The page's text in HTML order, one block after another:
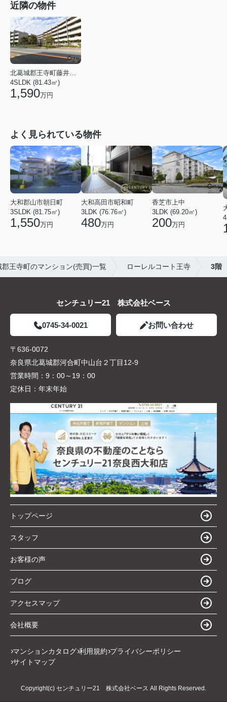
近隣の物件
北葛城郡王寺町藤井２丁目
4SLDK (81.43㎡)
1,590万円
よく見られている物件
大和郡山市朝日町
3SLDK (81.75㎡)
1,550万円
大和高田市昭和町
3LDK (76.76㎡)
480万円
香芝市上中
3LDK (69.20㎡)
200万円
郡王寺町のマンション(売買)一覧 ローレルコート王寺 3階
センチュリー21 株式会社ベース
0745-34-0021 お問い合わせ
〒636-0072
奈良県北葛城郡河合町中山台２丁目12-9
営業時間： 9：00～19：00
定休日： 年末年始
トップページ
スタッフ
お客様の声
ブログ
アクセスマップ
会社概要
マンションカタログ 利用規約 プライバシーポリシー
サイトマップ
Copyright(c) センチュリー21 株式会社ベース All Rights Reserved.